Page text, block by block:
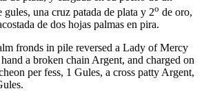
gules, una cruz patada de plata y 2o de oro,
de dos hojas palmas en pira.
fronds in pile reversed a Lady of Mercy
a broken chain Argent, and charged on
per fess, 1 Gules, a cross patty Argent,